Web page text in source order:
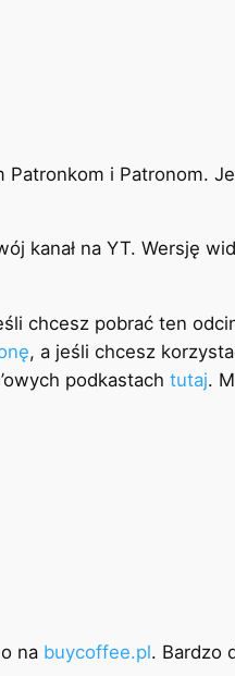
i Patronom.
kanał na YT. Wersję
chcesz pobrać ten
, a jeśli chcesz
podkastach tutaj.
na buycoffee.pl. Bardzo